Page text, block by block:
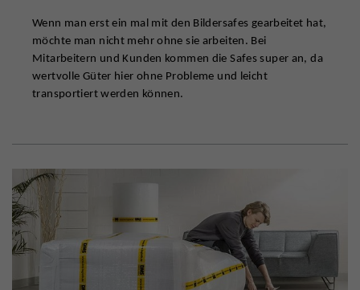
Wenn man erst ein mal mit den Bildersafes gearbeitet hat,
möchte man nicht mehr ohne sie arbeiten. Bei
Mitarbeitern und Kunden kommen die Safes super an, da
wertvolle Güter hier ohne Probleme und leicht
transportiert werden können.